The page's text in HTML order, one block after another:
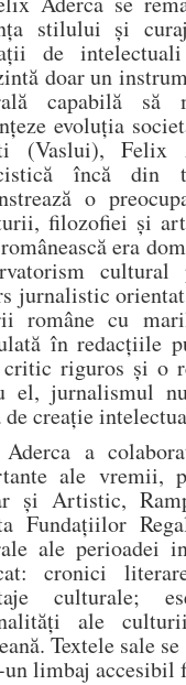
stilului și
de
doar un
capabilă să
evoluția
(Vaslui), Felix
încă din
o
filozofiei și
era
jurnalistic
române cu
în redacțiile
riguros și o
el, jurnalismul
creație
a
ale vremii,
și Artistic,
Fundațiilor
ale perioadei
cronici
culturale;
ale
Textele sale
limbaj accesibil